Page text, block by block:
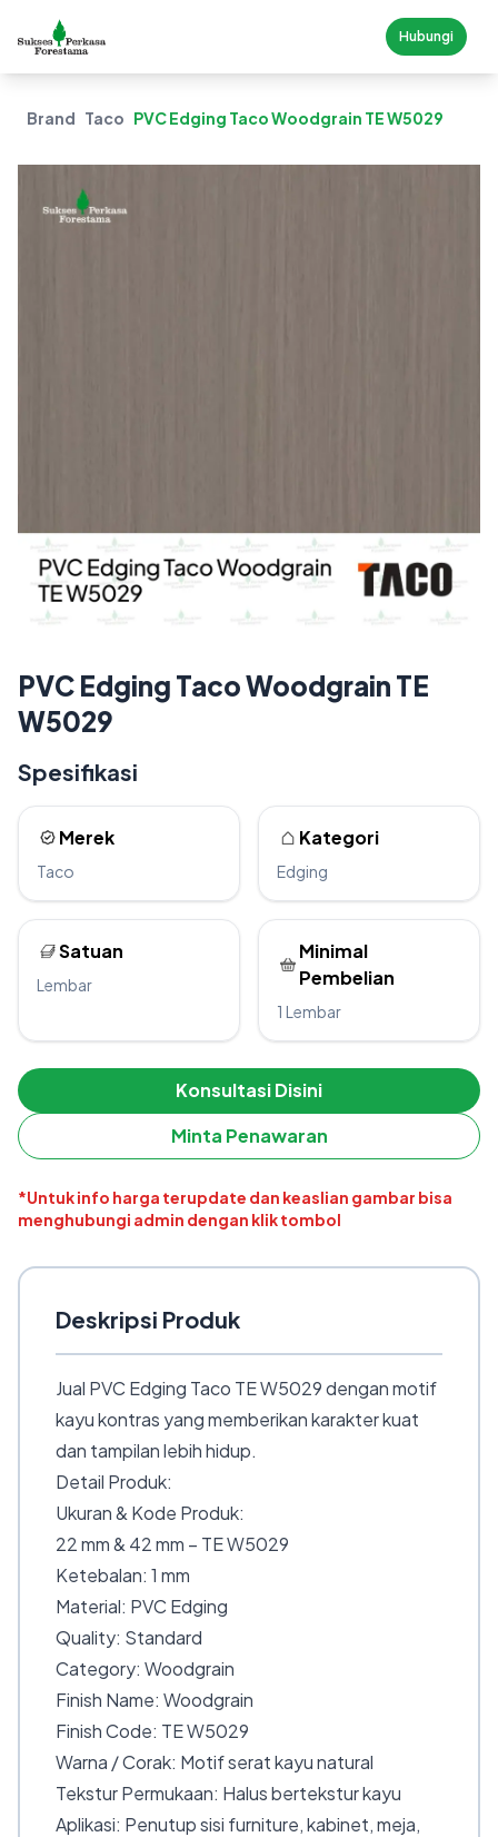
Hubungi
Brand Taco PVC Edging Taco Woodgrain TE W5029
PVC Edging Taco Woodgrain TE
W5029
Spesifikasi
Merek
Taco
Kategori
Edging
Satuan
Lembar
Minimal
Pembelian
1 Lembar
Konsultasi Disini
Minta Penawaran
*Untuk info harga terupdate dan keaslian gambar bisa
menghubungi admin dengan klik tombol
Deskripsi Produk
Jual PVC Edging Taco TE W5029 dengan motif
kayu kontras yang memberikan karakter kuat
dan tampilan lebih hidup.
Detail Produk:
Ukuran & Kode Produk:
22 mm & 42 mm – TE W5029
Ketebalan: 1 mm
Material: PVC Edging
Quality: Standard
Category: Woodgrain
Finish Name: Woodgrain
Finish Code: TE W5029
Warna / Corak: Motif serat kayu natural
Tekstur Permukaan: Halus bertekstur kayu
Aplikasi: Penutup sisi furniture, kabinet, meja,